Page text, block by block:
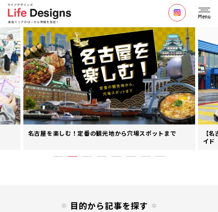
Menu
名古屋を楽しむ！定番の観光地から穴場スポットまで
【
イド
目的から記事を探す